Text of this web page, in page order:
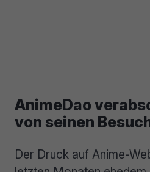
AnimeDao
von seinen
Der Druck auf Anime-